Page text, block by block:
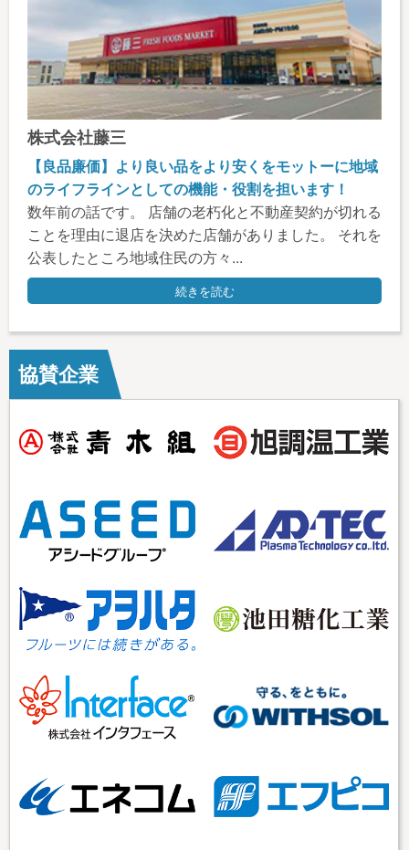
株式会社藤三
【良品廉価】より良い品をより安くをモットーに地域
のライフラインとしての機能・役割を担います！
数年前の話です。 店舗の老朽化と不動産契約が切れる
ことを理由に退店を決めた店舗がありました。 それを
公表したところ地域住民の方々...
続きを読む
協賛企業